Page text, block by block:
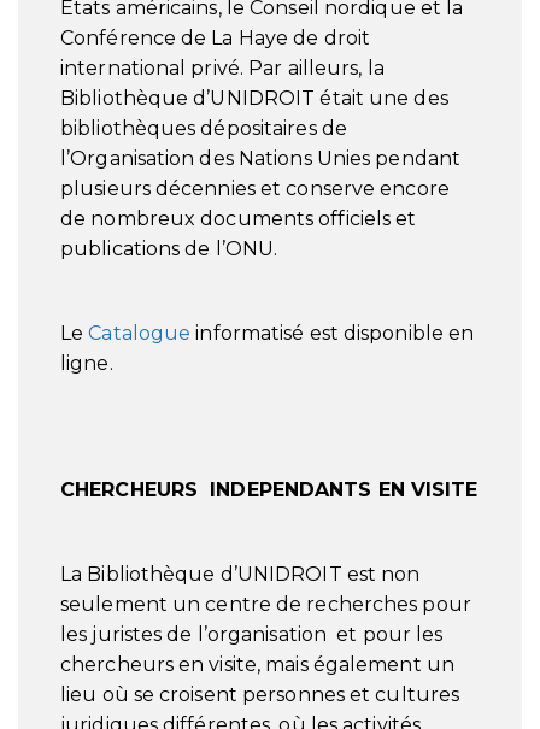
Etats américains, le Conseil nordique et la
Conférence de La Haye de droit
international privé. Par ailleurs, la
Bibliothèque d’UNIDROIT était une des
bibliothèques dépositaires de
l’Organisation des Nations Unies pendant
plusieurs décennies et conserve encore
de nombreux documents officiels et
publications de l’ONU.
LeCatalogueinformatisé est disponible en
ligne.
CHERCHEURS INDEPENDANTS EN VISITE
La Bibliothèque d’UNIDROIT est non
seulement un centre de recherches pour
les juristes de l’organisation et pour les
chercheurs en visite, mais également un
lieu où se croisent personnes et cultures